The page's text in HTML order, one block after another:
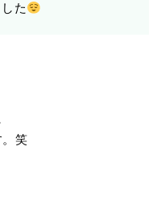
た
笑